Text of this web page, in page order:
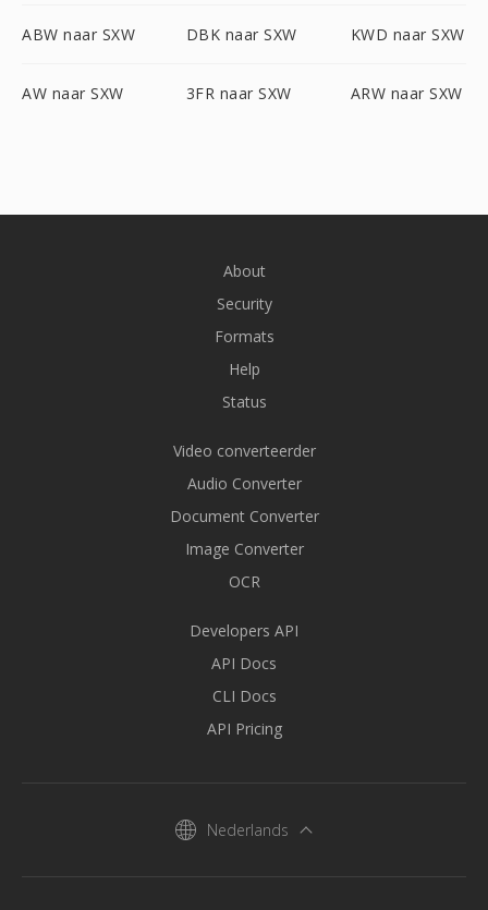
ABW naar SXW DBK naar SXW KWD naar SXW
AW naar SXW 3FR naar SXW ARW naar SXW
About
Security
Formats
Help
Status
Video converteerder
Audio Converter
Document Converter
Image Converter
OCR
Developers API
API Docs
CLI Docs
API Pricing
Nederlands